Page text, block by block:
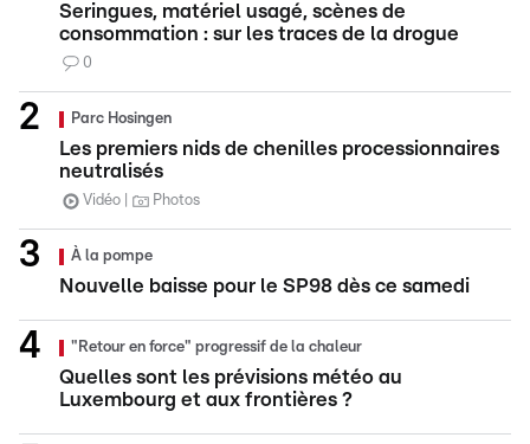
Seringues, matériel usagé, scènes de
consommation : sur les traces de la drogue
0
Parc Hosingen
Les premiers nids de chenilles processionnaires
neutralisés
Vidéo Photos
À la pompe
Nouvelle baisse pour le SP98 dès ce samedi
"Retour en force" progressif de la chaleur
Quelles sont les prévisions météo au
Luxembourg et aux frontières ?